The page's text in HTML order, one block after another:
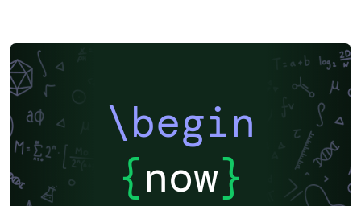
\begin
{now}